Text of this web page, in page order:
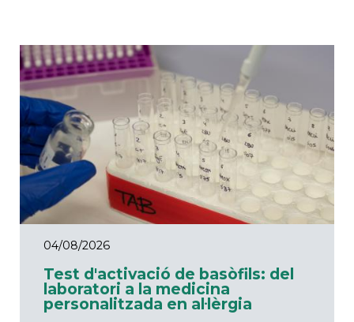
04/08/2026
Test d'activació de basòfils: del
laboratori a la medicina
personalitzada en al·lèrgia